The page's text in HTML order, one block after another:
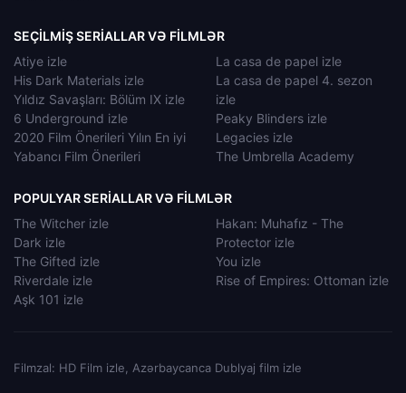
SEÇILMIŞ SERIALLAR VƏ FILMLƏR
Atiye izle
His Dark Materials izle
Yıldız Savaşları: Bölüm IX izle
6 Underground izle
2020 Film Önerileri Yılın En iyi
Yabancı Film Önerileri
La casa de papel izle
La casa de papel 4. sezon
izle
Peaky Blinders izle
Legacies izle
The Umbrella Academy
POPULYAR SERIALLAR VƏ FILMLƏR
The Witcher izle
Dark izle
The Gifted izle
Riverdale izle
Aşk 101 izle
Hakan: Muhafız - The
Protector izle
You izle
Rise of Empires: Ottoman izle
Filmzal: HD Film izle, Azərbaycanca Dublyaj film izle